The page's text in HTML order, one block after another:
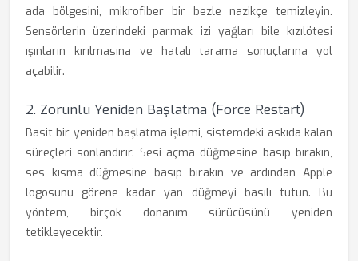
ada bölgesini, mikrofiber bir bezle nazikçe temizleyin.
Sensörlerin üzerindeki parmak izi yağları bile kızılötesi
ışınların kırılmasına ve hatalı tarama sonuçlarına yol
açabilir.
2. Zorunlu Yeniden Başlatma (Force Restart)
Basit bir yeniden başlatma işlemi, sistemdeki askıda kalan
süreçleri sonlandırır. Sesi açma düğmesine basıp bırakın,
ses kısma düğmesine basıp bırakın ve ardından Apple
logosunu görene kadar yan düğmeyi basılı tutun. Bu
yöntem, birçok donanım sürücüsünü yeniden
tetikleyecektir.